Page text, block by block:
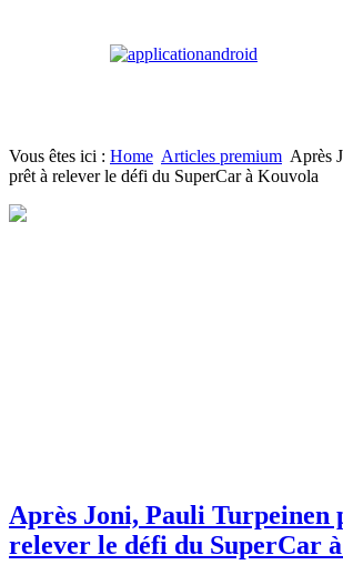
Vous êtes ici : Home Articles premium Après
prêt à relever le défi du SuperCar à Kouvola
Après Joni, Pauli Turpeinen
relever le défi du SuperCar